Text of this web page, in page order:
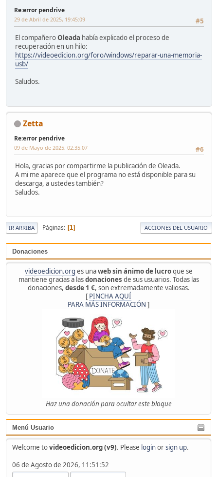
Donaciones
videoedicion.org es unaweb sin ánimo de lucroque se
mantiene gracias a lasdonaciones de sus usuarios. Todas las
donaciones, desde 1 €, son extremadamente valiosas.
[ PINCHA AQUÍ
PARA MÁS INFORMACIÓN ]
Haz una donación para ocultar este bloque
Menú Usuario
Welcome tovideoedicion.org (v9). Please loginorsign up.
06 de Agosto de 2026, 11:51:52
Re:error pendrive
#5
29 de Abril de 2025, 19:45:09
El compañeroOleada había explicado el proceso de
recuperación en un hilo:
https://videoedicion.org/foro/windows/reparar-una-memoria-
usb/
Saludos.
Zetta
Re:error pendrive
#6
09 de Mayo de 2025, 02:35:07
Hola, gracias por compartirme la publicación de Oleada.
A mi me aparece que el programa no está disponible para su
descarga, a ustedes también?
Saludos.
IR ARRIBA Páginas 1 ACCIONES DEL USUARIO